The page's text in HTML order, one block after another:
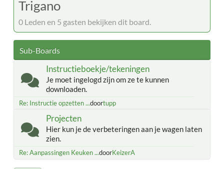
Trigano
0 Leden en 5 gasten bekijken dit board.
Sub-Boards
Instructieboekje/tekeningen
Je moet ingelogd zijn om ze te kunnen
downloaden.
Re: Instructie opzetten ...doortupp
Projecten
Hier kun je de verbeteringen aan je wagen laten
zien.
Re: Aanpassingen Keuken ...doorKeizerA